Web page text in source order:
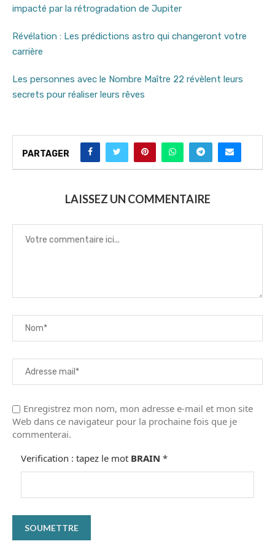
impacté par la rétrogradation de Jupiter
Révélation : Les prédictions astro qui changeront votre
carrière
Les personnes avec le Nombre Maître 22 révèlent leurs
secrets pour réaliser leurs rêves
PARTAGER
LAISSEZ UN COMMENTAIRE
Enregistrez mon nom, mon adresse e-mail et mon site
Web dans ce navigateur pour la prochaine fois que je
commenterai.
Verification : tapez le mot BRAIN *